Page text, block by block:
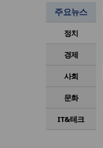
주요뉴스
정치
경제
사회
문화
IT&테크